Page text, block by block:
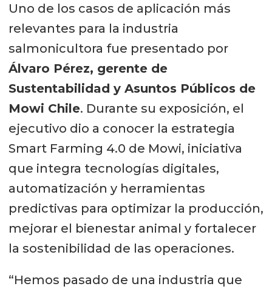
Uno de los casos de aplicación más
relevantes para la industria
salmonicultora fue presentado por
Álvaro Pérez, gerente de
Sustentabilidad y Asuntos Públicos de
Mowi Chile. Durante su exposición, el
ejecutivo dio a conocer la estrategia
Smart Farming 4.0 de Mowi, iniciativa
que integra tecnologías digitales,
automatización y herramientas
predictivas para optimizar la producción,
mejorar el bienestar animal y fortalecer
la sostenibilidad de las operaciones.
“Hemos pasado de una industria que